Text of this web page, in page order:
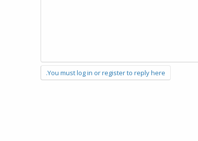
You must log in or register to reply here.